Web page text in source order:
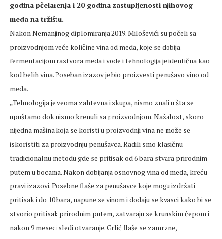
godina pčelarenja i 20 godina zastupljenosti njihovog
meda na tržištu.
Nakon Nemanjinog diplomiranja 2019. Miloševići su počeli sa
proizvodnjom veće količine vina od meda, koje se dobija
fermentacijom rastvora meda i vode i tehnologija je identična kao
kod belih vina. Poseban izazov je bio proizvesti penušavo vino od
meda.
„Tehnologija je veoma zahtevna i skupa, nismo znali u šta se
upuštamo dok nismo krenuli sa proizvodnjom. Nažalost, skoro
nijedna mašina koja se koristi u proizvodnji vina ne može se
iskoristiti za proizvodnju penušavca. Radili smo klasičnu-
tradicionalnu metodu gde se pritisak od 6 bara stvara prirodnim
putem u bocama. Nakon dobijanja osnovnog vina od meda, kreću
pravi izazovi. Posebne flaše za penušavce koje mogu izdržati
pritisak i do 10 bara, napune se vinom i dodaju se kvasci kako bi se
stvorio pritisak prirodnim putem, zatvaraju se krunskim čepom i
nakon 9 meseci sledi otvaranje. Grlić flaše se zamrzne,